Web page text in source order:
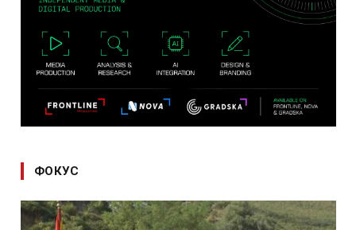
ФОКУС